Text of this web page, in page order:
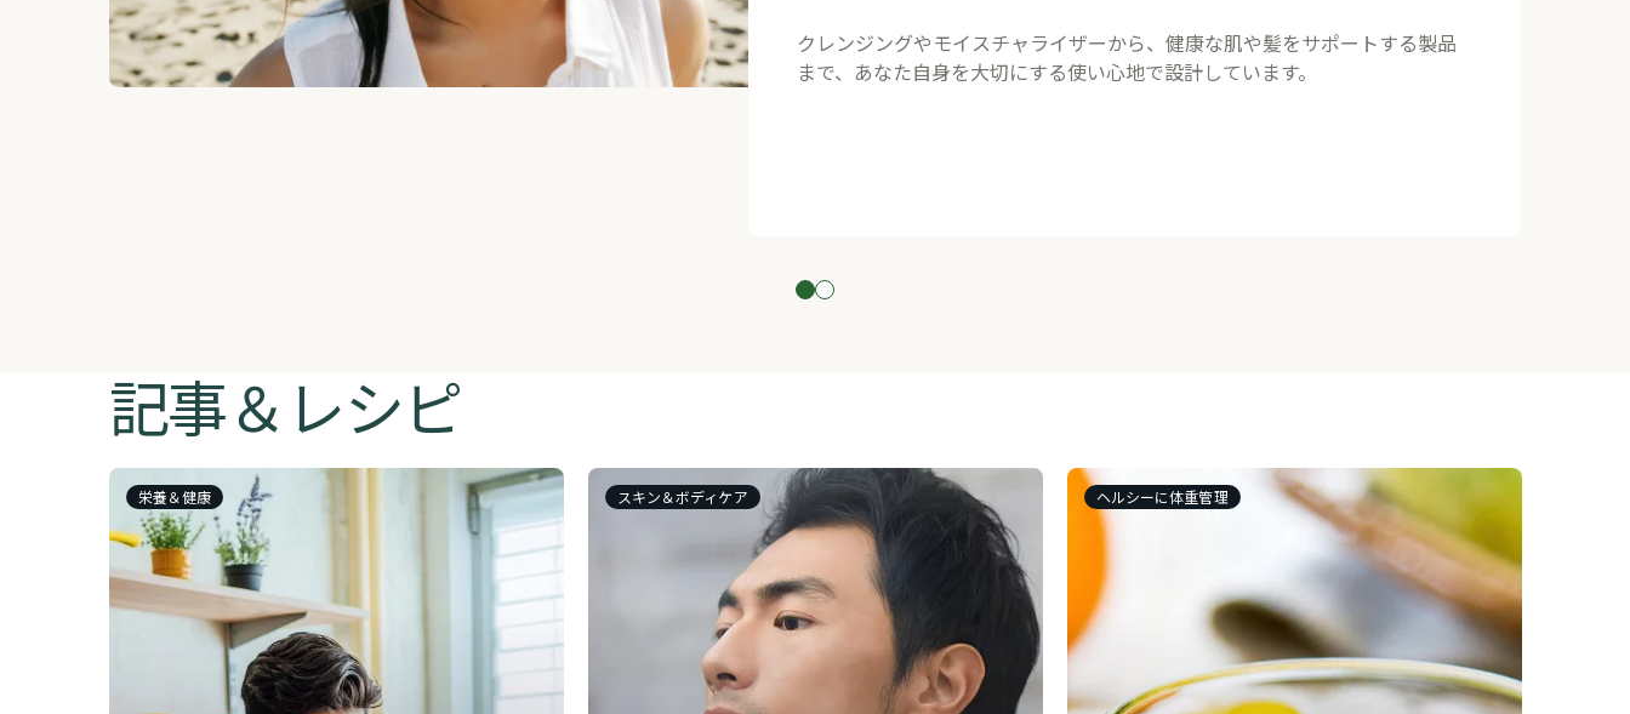
クレンジングやモイスチャライザーから、健康な肌や髪をサポートする製品
まで、あなた自身を大切にする使い心地で設計しています。
記事＆レシピ
栄養＆健康 スキン＆ボディケア ヘルシーに体重管理